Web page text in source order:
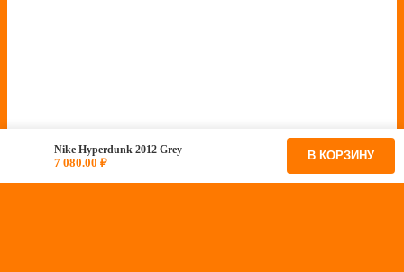
Nike Hyperdunk 2012 Grey
7 080.00 ₽ В КОРЗИНУ